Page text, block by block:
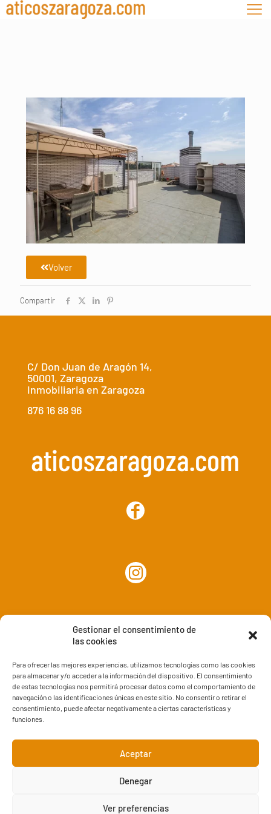
Gestionar el consentimiento de
las cookies
Para ofrecer las mejores experiencias, utilizamos tecnologías como las cookies
para almacenar y/o acceder a la información del dispositivo. El consentimiento
de estas tecnologías nos permitirá procesar datos como el comportamiento de
navegación o las identificaciones únicas en este sitio. No consentir o retirar el
consentimiento, puede afectar negativamente a ciertas características y
funciones.
Aceptar
Denegar
Ver preferencias
Volver
Compartir
C/ Don Juan de Aragón 14,
50001, Zaragoza
Inmobiliaria en Zaragoza
876 16 88 96
www.masquehogares.com
info@masquehogares.com
Política de Privacidad